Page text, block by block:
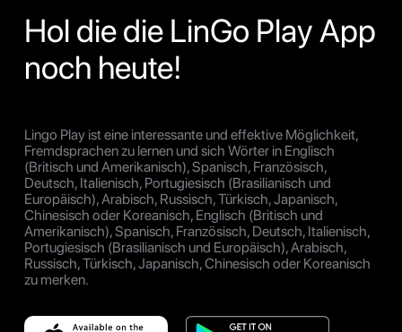
Hol die die LinGo Play App
noch heute!
Lingo Play ist eine interessante und effektive Möglichkeit,
Fremdsprachen zu lernen und sich Wörter in Englisch
(Britisch und Amerikanisch), Spanisch, Französisch,
Deutsch, Italienisch, Portugiesisch (Brasilianisch und
Europäisch), Arabisch, Russisch, Türkisch, Japanisch,
Chinesisch oder Koreanisch, Englisch (Britisch und
Amerikanisch), Spanisch, Französisch, Deutsch, Italienisch,
Portugiesisch (Brasilianisch und Europäisch), Arabisch,
Russisch, Türkisch, Japanisch, Chinesisch oder Koreanisch
zu merken.